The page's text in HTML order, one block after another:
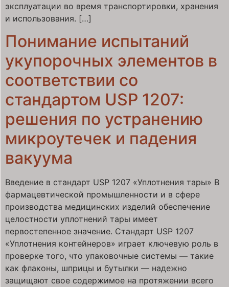
эксплуатации во время транспортировки, хранения
и использования. […]
Понимание испытаний
укупорочных элементов в
соответствии со
стандартом USP 1207:
решения по устранению
микроутечек и падения
вакуума
Введение в стандарт USP 1207 «Уплотнения тары» В
фармацевтической промышленности и в сфере
производства медицинских изделий обеспечение
целостности уплотнений тары имеет
первостепенное значение. Стандарт USP 1207
«Уплотнения контейнеров» играет ключевую роль в
проверке того, что упаковочные системы — такие
как флаконы, шприцы и бутылки — надежно
защищают свое содержимое на протяжении всего